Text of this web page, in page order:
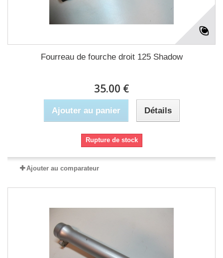
Fourreau de fourche droit 125 Shadow
35.00 €
Ajouter au panier Détails
Rupture de stock
Ajouter au comparateur